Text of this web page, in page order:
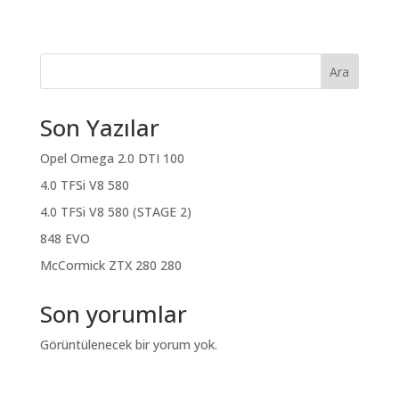
Ara
Son Yazılar
Opel Omega 2.0 DTI 100
4.0 TFSi V8 580
4.0 TFSi V8 580 (STAGE 2)
848 EVO
McCormick ZTX 280 280
Son yorumlar
Görüntülenecek bir yorum yok.